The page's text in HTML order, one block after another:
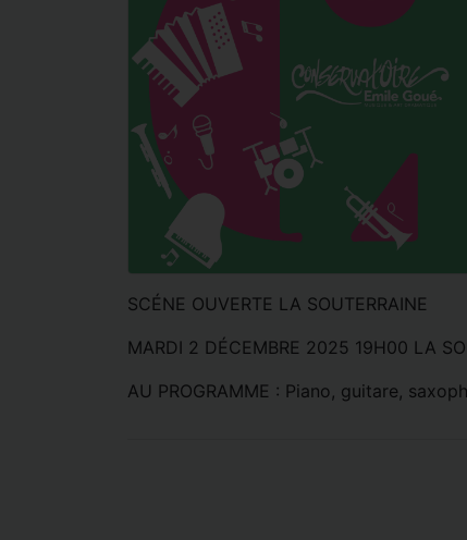
SCÉNE OUVERTE LA SOUTERRAINE
MARDI 2 DÉCEMBRE 2025 19H00 LA
AU PROGRAMME : Piano, guitare,